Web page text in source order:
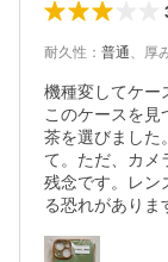
耐久性 ： 普通、 厚
機種変してケー
このケースを見
茶を選びました
て。ただ、カメ
残念です。レン
る恐れがありま